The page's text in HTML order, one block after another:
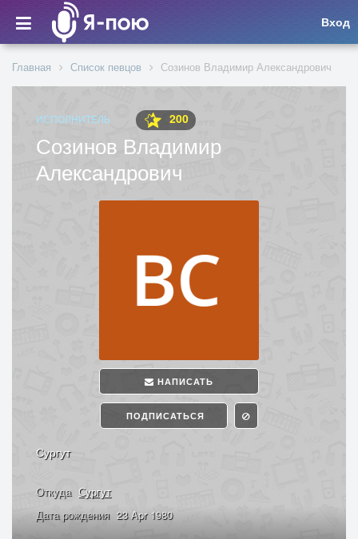
Вход
Главная Список певцов Созинов Владимир Александрович
ИСПОЛНИТЕЛЬ 200
Созинов Владимир
Александрович
НАПИСАТЬ
ПОДПИСАТЬСЯ
Сургут
Откуда Сургут
Дата рождения 23 Apr 1980